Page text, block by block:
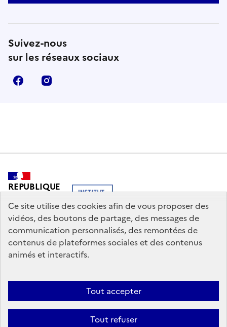
Ce site utilise des cookies afin de vous proposer des
vidéos, des boutons de partage, des messages de
communication personnalisés, des remontées de
contenus de plateformes sociales et des contenus
animés et interactifs.
Tout accepter
Tout refuser
Suivez-nous
sur les réseaux sociaux
Facebook
REPUBLIQUE
FRANCAISE
legifrance.gouv.fr
info.gouv.fr